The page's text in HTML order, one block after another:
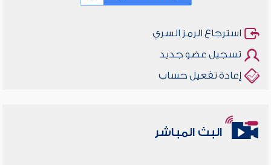
استرجاع الرمز السري
تسجيل عضو جديد
إعادة تفعيل حساب
البث المباشر